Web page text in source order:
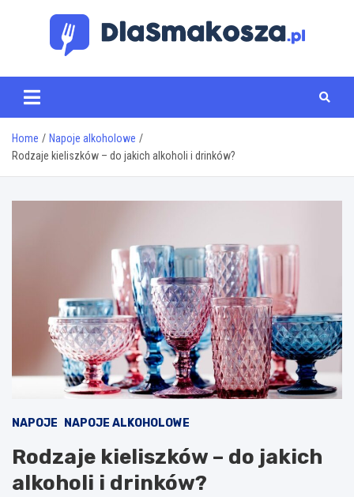
www.dlasmakosza.pl
Home
Napoje alkoholowe
Rodzaje kieliszków – do jakich alkoholi i drinków?
NAPOJE NAPOJE ALKOHOLOWE
Rodzaje kieliszków – do jakich
alkoholi i drinków?